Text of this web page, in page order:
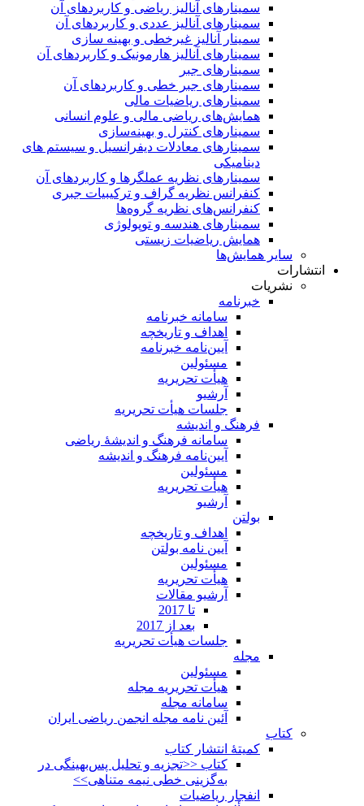
سمینارهای آنالیز ریاضی و کاربردهای آن
سمینارهای آنالیز عددی و کاربردهای آن
سمینار آنالیز غیرخطی و بهینه سازی
سمینارهای آنالیز هارمونیک و کاربردهای آن
سمینار‌های جبر
سمینارهای جبر خطی و کاربردهای آن
سمینار‌های ریاضیات مالی
همایش‌های ریاضی مالی و علوم انسانی
سمینارهای کنترل و بهینه‌سازی
سمینارهای معادلات دیفرانسیل و سیستم های
دینامیکی
سمینار‌های نظریه عملگرها و کاربردهای آن
کنفرانس نظریه گراف و ترکیبیات جبری
کنفرانس‌های نظریه گروه‌ها
سمینار‌های هندسه و توپولوژی
همایش ریاضیات زیستی
سایر همایش‌ها
انتشارات
نشریات
خبرنامه
سامانه خبرنامه
اهداف و تاریخچه
آیین‌نامه خبرنامه
مسئولین
هیأت تحریریه
آرشیو
جلسات هیأت تحریریه
فرهنگ و اندیشه
سامانه فرهنگ و اندیشۀ ریاضی
آیین‌نامه فرهنگ و اندیشه
مسئولین
هیأت تحریریه
آرشیو
بولتن
اهداف و تاریخچه
آیین نامه بولتن
مسئولین
هیأت تحریریه
آرشیو مقالات
تا 2017
بعد از 2017
جلسات هیأت تحریریه
مجله
مسئولین
هیأت تحریریه مجله
سامانه مجله
آئین نامه مجله انجمن ریاضی ایران
کتاب
کمیتۀ انتشار کتاب
کتاب <<تجزیه و تحلیل پس‌بهینگی در
به‌گزینی خطی نیمه متناهی>>
انفجار ریاضیات